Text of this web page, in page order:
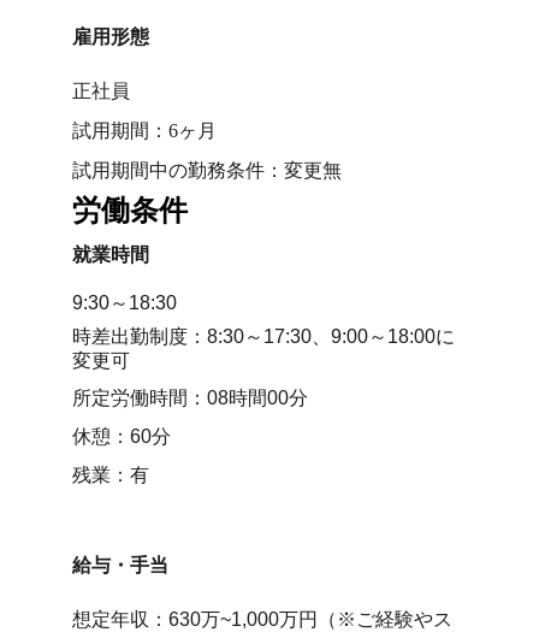
雇用形態
正社員
試用期間：6ヶ月
試用期間中の勤務条件：変更無
就業時間
9:30～18:30
時差出勤制度：8:30～17:30、9:00～18:00に
変更可
所定労働時間：08時間00分
休憩：60分
残業：有
給与・手当
想定年収：630万~1,000万円（※ご経験やス
労働条件